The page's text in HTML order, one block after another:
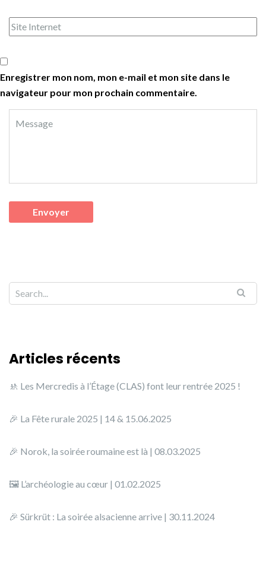
Enregistrer mon nom, mon e-mail et mon site dans le
navigateur pour mon prochain commentaire.
Articles récents
🚸 Les Mercredis à l’Étage (CLAS) font leur rentrée 2025 !
🎉 La Fête rurale 2025 | 14 & 15.06.2025
🎉 Norok, la soirée roumaine est là | 08.03.2025
🖼️ L’archéologie au cœur | 01.02.2025
🎉 Sürkrüt : La soirée alsacienne arrive | 30.11.2024